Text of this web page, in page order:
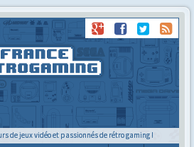
de jeux vidéo et passionnés de rétro gaming !